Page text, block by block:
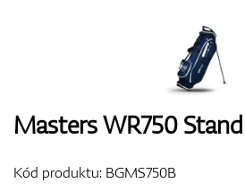
Bagy
Masters WR750
Kód produktu: BGMS750B